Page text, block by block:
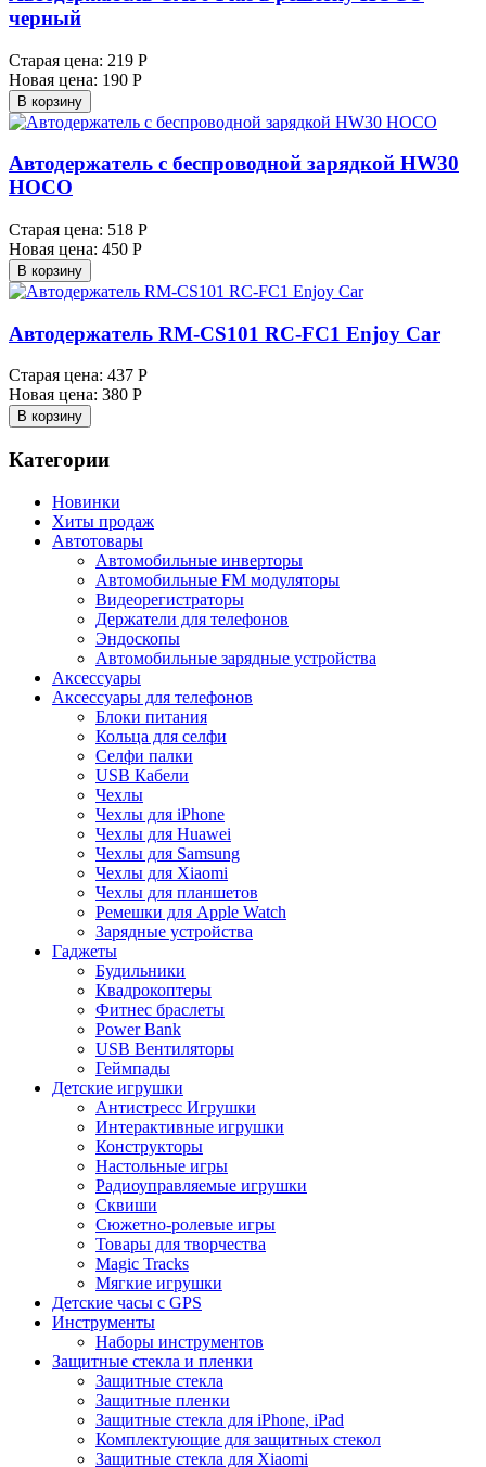
черный
Старая цена: 219 Р
Новая цена: 190 Р
В корзину
Автодержатель с беспроводной зарядкой HW30
HOCO
Старая цена: 518 Р
Новая цена: 450 Р
В корзину
Автодержатель RM-CS101 RC-FC1 Enjoy Car
Старая цена: 437 Р
Новая цена: 380 Р
В корзину
Категории
Новинки
Хиты продаж
Автотовары
Автомобильные инверторы
Автомобильные FM модуляторы
Видеорегистраторы
Держатели для телефонов
Эндоскопы
Автомобильные зарядные устройства
Аксессуары
Аксессуары для телефонов
Блоки питания
Кольца для селфи
Селфи палки
USB Кабели
Чехлы
Чехлы для iPhone
Чехлы для Huawei
Чехлы для Samsung
Чехлы для Xiaomi
Чехлы для планшетов
Ремешки для Apple Watch
Зарядные устройства
Гаджеты
Будильники
Квадрокоптеры
Фитнес браслеты
Power Bank
USB Вентиляторы
Геймпады
Детские игрушки
Антистресс Игрушки
Интерактивные игрушки
Конструкторы
Настольные игры
Радиоуправляемые игрушки
Сквиши
Сюжетно-ролевые игры
Товары для творчества
Magic Tracks
Мягкие игрушки
Детские часы с GPS
Инструменты
Наборы инструментов
Защитные стекла и пленки
Защитные стекла
Защитные пленки
Защитные стекла для iPhone, iPad
Комплектующие для защитных стекол
Защитные стекла для Xiaomi